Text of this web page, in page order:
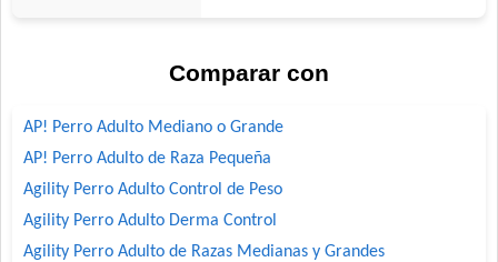
Comparar con
AP! Perro Adulto Mediano o Grande
AP! Perro Adulto de Raza Pequeña
Agility Perro Adulto Control de Peso
Agility Perro Adulto Derma Control
Agility Perro Adulto de Razas Medianas y Grandes